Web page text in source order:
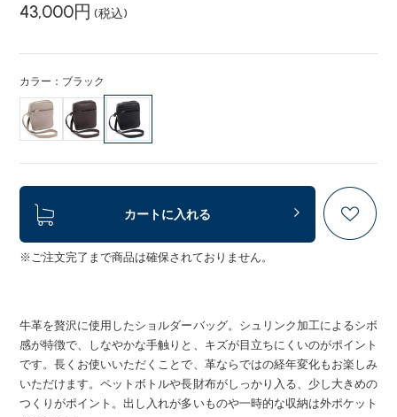
43,000円 (税込)
カラー：ブラック
カートに入れる
※ご注文完了まで商品は確保されておりません。
牛革を贅沢に使用したショルダーバッグ。シュリンク加工によるシボ
感が特徴で、しなやかな手触りと、キズが目立ちにくいのがポイント
です。長くお使いいただくことで、革ならではの経年変化もお楽しみ
いただけます。ペットボトルや長財布がしっかり入る、少し大きめの
つくりがポイント。出し入れが多いものや一時的な収納は外ポケット